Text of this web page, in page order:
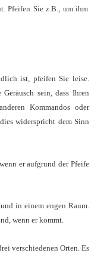
Pfeifen Sie z.B., um ihm
ist, pfeifen Sie leise.
sein, dass Ihren
Kommandos oder
widerspricht dem Sinn
er aufgrund der Pfeife
in einem engen Raum.
wenn er kommt.
verschiedenen Orten. Es